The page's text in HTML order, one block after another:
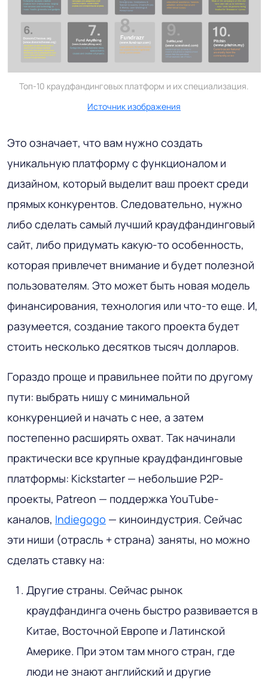
Топ-10 краудфандинговых платформ и их специализация.
Источник изображения
Это означает, что вам нужно создать
уникальную платформу с функционалом и
дизайном, который выделит ваш проект среди
прямых конкурентов. Следовательно, нужно
либо сделать самый лучший краудфандинговый
сайт, либо придумать какую-то особенность,
которая привлечет внимание и будет полезной
пользователям. Это может быть новая модель
финансирования, технология или что-то еще. И,
разумеется, создание такого проекта будет
стоить несколько десятков тысяч долларов.
Гораздо проще и правильнее пойти по другому
пути: выбрать нишу с минимальной
конкуренцией и начать с нее, а затем
постепенно расширять охват. Так начинали
практически все крупные краудфандинговые
платформы: Kickstarter — небольшие P2P-
проекты, Patreon — поддержка YouTube-
каналов, Indiegogo — киноиндустрия. Сейчас
эти ниши (отрасль + страна) заняты, но можно
сделать ставку на:
Другие страны. Сейчас рынок
краудфандинга очень быстро развивается в
Китае, Восточной Европе и Латинской
Америке. При этом там много стран, где
люди не знают английский и другие